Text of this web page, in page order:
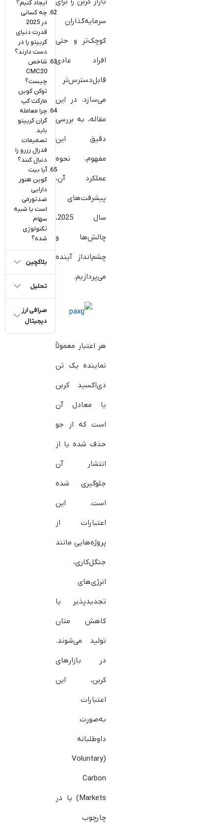
سرمایه‌گذاران
کوچک‌تر و حتی
افراد عادی
قابل‌دسترس‌تر
می‌سازد. در این
مقاله، به بررسی
دقیق این
مفهوم، نحوه
عملکرد آن،
پیشرفت‌های
سال 2025،
چالش‌ها و
چشم‌انداز آینده
می‌پردازیم.
هر اعتبار معمولاً
نماینده یک تن
دی‌اکسید کربن
یا معادل آن
است که از جو
حذف شده یا از
انتشار آن
جلوگیری شده
است. این
اعتبارات از
پروژه‌هایی مانند
جنگل‌کاری،
انرژی‌های
تجدیدپذیر یا
کاهش متان
تولید می‌شوند.
در بازارهای
کربن، این
اعتبارات
به‌صورت
داوطلبانه
(Voluntary
Carbon
Markets) یا در
چارچوب
ایجاد کنیم؟
چه کسانی
در 2025
قدرت دنیای
کریپتو را در
دست دارند؟
شاخص
CMC20
چیست؟
توکن کوین
مارکت کپ
چرا معامله
‌گران کریپتو
باید
تصمیمات
فدرال رزرو را
دنبال کنند؟
آیا بیت‌
کوین هنوز
دارایی
ضدتورمی
است یا شبیه
سهام
تکنولوژی
شده؟
بلاکچین
تحلیل
صرافی ارز
دیجیتال